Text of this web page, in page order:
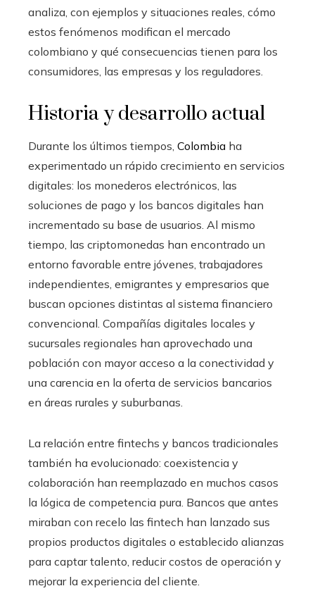
analiza, con ejemplos y situaciones reales, cómo
estos fenómenos modifican el mercado
colombiano y qué consecuencias tienen para los
consumidores, las empresas y los reguladores.
Historia y desarrollo actual
Durante los últimos tiempos, Colombia ha
experimentado un rápido crecimiento en servicios
digitales: los monederos electrónicos, las
soluciones de pago y los bancos digitales han
incrementado su base de usuarios. Al mismo
tiempo, las criptomonedas han encontrado un
entorno favorable entre jóvenes, trabajadores
independientes, emigrantes y empresarios que
buscan opciones distintas al sistema financiero
convencional. Compañías digitales locales y
sucursales regionales han aprovechado una
población con mayor acceso a la conectividad y
una carencia en la oferta de servicios bancarios
en áreas rurales y suburbanas.
La relación entre fintechs y bancos tradicionales
también ha evolucionado: coexistencia y
colaboración han reemplazado en muchos casos
la lógica de competencia pura. Bancos que antes
miraban con recelo las fintech han lanzado sus
propios productos digitales o establecido alianzas
para captar talento, reducir costos de operación y
mejorar la experiencia del cliente.